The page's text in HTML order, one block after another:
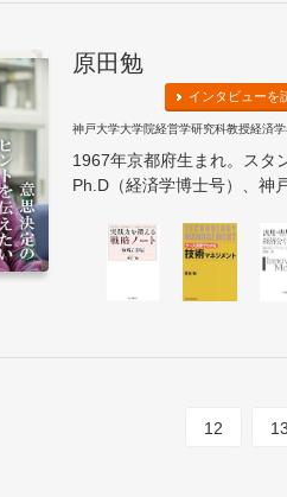
原田勉
インタビューを
神戸大学大学院経営学研究科教授経済
1967年京都府生まれ。スタ
Ph.D（経済学博士号）、神
12